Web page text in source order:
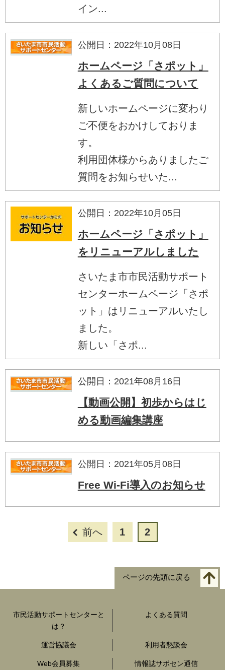
イン...
公開日：2022年10月08日
ホームページ「さポット」
よくあるご質問について
新しいホームページに変わり
ご不便をおかけしておりま
す。
利用団体様からありましたご
質問をお知らせいた...
公開日：2022年10月05日
ホームページ「さポット」
をリニューアルしました
さいたま市市民活動サポート
センターホームページ「さポ
ット」はリニューアルいたし
ました。
新しい「さポ...
公開日：2021年08月16日
【動画公開】初歩からはじ
める動画編集講座
公開日：2021年05月08日
Free Wi-Fi導入のお知らせ
前へ 1 2
ページの先頭に戻る
市民活動サポートセンターと
は？
よくある質問
運営協議会 利用者懇談会
Web会員募集 情報誌サポセン通信